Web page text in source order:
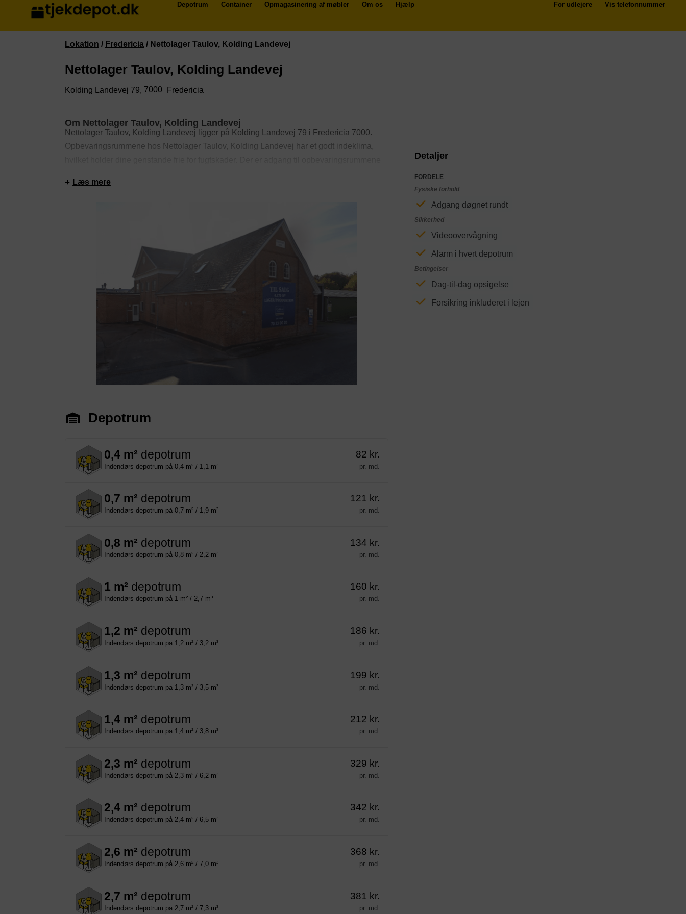
Depotrum Container Opmagasinering af møbler Om os Hjælp For udlejere Vis telefonnummer
Lokation / Fredericia / Nettolager Taulov, Kolding Landevej
Nettolager Taulov, Kolding Landevej
Kolding Landevej 79, 7000 Fredericia
Om Nettolager Taulov, Kolding Landevej
Nettolager Taulov, Kolding Landevej ligger på Kolding Landevej 79 i Fredericia 7000.
Opbevaringsrummene hos Nettolager Taulov, Kolding Landevej har et godt indeklima,
videoovervågede.
Læs mere
Depotrum
0,4 m² depotrum
Indendørs depotrum på 0,4 m² / 1,1 m³
82 kr.
pr. md.
0,7 m² depotrum
Indendørs depotrum på 0,7 m² / 1,9 m³
121 kr.
pr. md.
0,8 m² depotrum
Indendørs depotrum på 0,8 m² / 2,2 m³
134 kr.
pr. md.
1 m² depotrum
Indendørs depotrum på 1 m² / 2,7 m³
160 kr.
pr. md.
1,2 m² depotrum
Indendørs depotrum på 1,2 m² / 3,2 m³
186 kr.
pr. md.
1,3 m² depotrum
Indendørs depotrum på 1,3 m² / 3,5 m³
199 kr.
pr. md.
1,4 m² depotrum
Indendørs depotrum på 1,4 m² / 3,8 m³
212 kr.
pr. md.
2,3 m² depotrum
Indendørs depotrum på 2,3 m² / 6,2 m³
329 kr.
pr. md.
2,4 m² depotrum
Indendørs depotrum på 2,4 m² / 6,5 m³
342 kr.
pr. md.
2,6 m² depotrum
Indendørs depotrum på 2,6 m² / 7,0 m³
368 kr.
pr. md.
2,7 m² depotrum
Indendørs depotrum på 2,7 m² / 7,3 m³
381 kr.
pr. md.
Detaljer
FORDELE
Fysiske forhold
Adgang døgnet rundt
Sikkerhed
Videoovervågning
Alarm i hvert depotrum
Betingelser
Dag-til-dag opsigelse
Forsikring inkluderet i lejen